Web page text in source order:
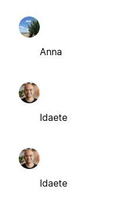
Anna
Idaete
Idaete